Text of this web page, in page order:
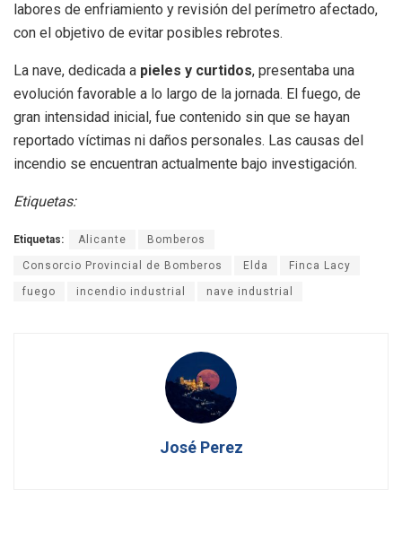
labores de enfriamiento y revisión del perímetro afectado,
con el objetivo de evitar posibles rebrotes.
La nave, dedicada a pieles y curtidos, presentaba una
evolución favorable a lo largo de la jornada. El fuego, de
gran intensidad inicial, fue contenido sin que se hayan
reportado víctimas ni daños personales. Las causas del
incendio se encuentran actualmente bajo investigación.
Etiquetas:
Etiquetas: Alicante Bomberos
Consorcio Provincial de Bomberos Elda Finca Lacy
fuego incendio industrial nave industrial
José Perez